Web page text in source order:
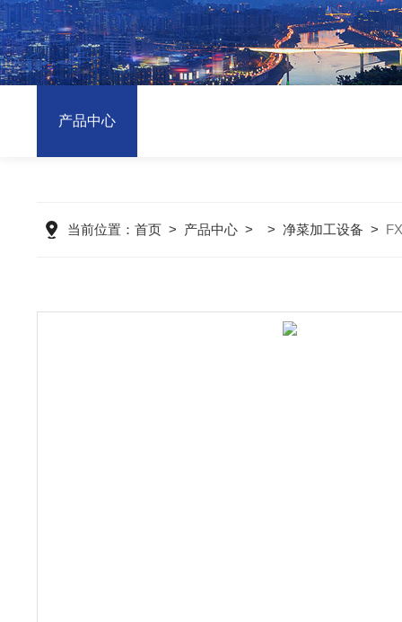
产品中心
当前位置： 首页> 产品中心> > 净菜加工设备 >